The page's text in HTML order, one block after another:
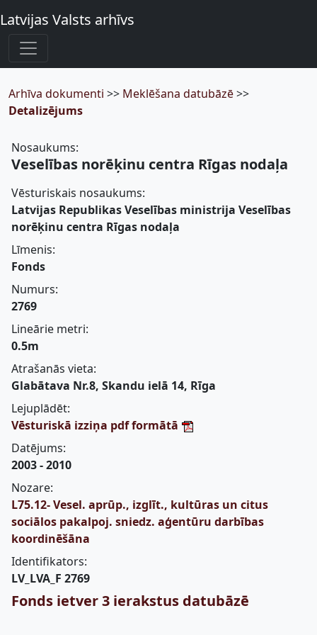
Latvijas Valsts arhīvs
Arhīva dokumenti >> Meklēšana datubāzē>>
Detalizējums
Nosaukums:
Veselības norēķinu centra Rīgas nodaļa
Vēsturiskais nosaukums:
Latvijas Republikas Veselības ministrija Veselības
norēķinu centra Rīgas nodaļa
Līmenis:
Fonds
Numurs:
2769
Lineārie metri:
0.5m
Atrašanās vieta:
Glabātava Nr.8, Skandu ielā 14, Rīga
Lejuplādēt:
Vēsturiskā izziņa pdf formātā
Datējums:
2003 - 2010
Nozare:
L75.12- Vesel. aprūp., izglīt., kultūras un citus
sociālos pakalpoj. sniedz. aģentūru darbības
koordinēšāna
Identifikators:
LV_LVA_F 2769
Fonds ietver 3 ierakstus datubāzē